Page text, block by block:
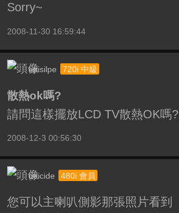
Sorry~
2008-11-30 16:59:44
episilpe 720i 中級
散熱ok嗎?
請問這樣擺放LCD TV散熱OK嗎?
2008-12-3 00:56:30
deicide 480i 會員
您可以主喇叭側影那張照片看到